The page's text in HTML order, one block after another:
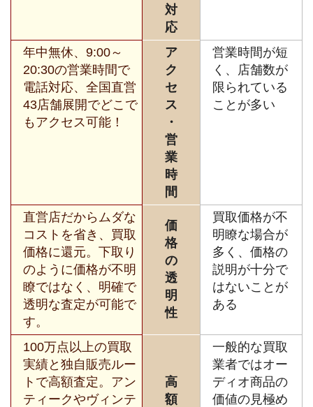
対
応
年中無休、9:00～
20:30の営業時間で
電話対応、全国直営
43店舗展開でどこで
もアクセス可能！
ア
ク
セ
ス
・
営
業
時
間
営業時間が短
く、店舗数が
限られている
ことが多い
直営店だからムダな
コストを省き、買取
価格に還元。下取り
のように価格が不明
瞭ではなく、明確で
透明な査定が可能で
す。
価
格
の
透
明
性
買取価格が不
明瞭な場合が
多く、価格の
説明が十分で
はないことが
ある
100万点以上の買取
実績と独自販売ルー
トで高額査定。アン
ティークやヴィンテ
高
額
一般的な買取
業者ではオー
ディオ商品の
価値の見極め